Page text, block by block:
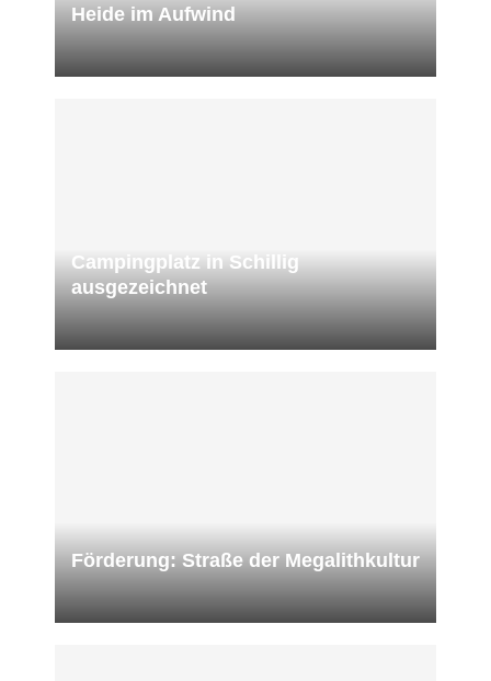
Heide im Aufwind
Campingplatz in Schillig
ausgezeichnet
Förderung: Straße der Megalithkultur